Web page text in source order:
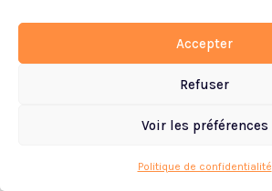
Accepter
Refuser
Voir les préférences
Politique de confidentialité
265.00€ 166.00€